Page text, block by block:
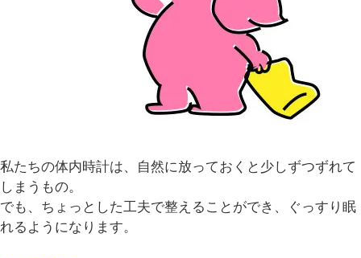
私たちの体内時計は、自然に放っておくと少しずつずれて
しまうもの。
でも、ちょっとした工夫で整えることができ、ぐっすり眠
れるようになります。